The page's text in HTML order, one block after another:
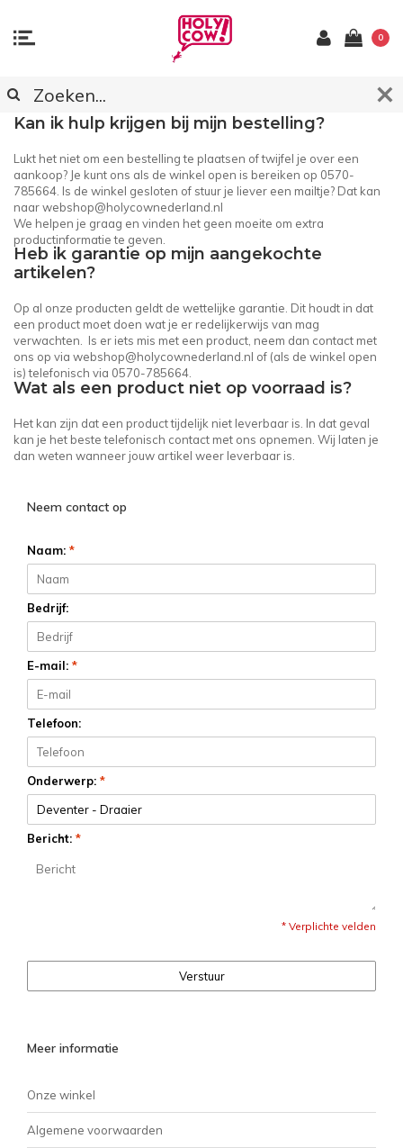
0
KLANTENSERVICE
Kan ik hulp krijgen bij mijn bestelling?
Lukt het niet om een bestelling te plaatsen of twijfel je over een
aankoop? Je kunt ons als de winkel open is bereiken op 0570-
785664. Is de winkel gesloten of stuur je liever een mailtje? Dat kan
naarwebshop@holycownederland.nl
We helpen je graag en vinden het geen moeite om extra
productinformatie te geven.
Heb ik garantie op mijn aangekochte
artikelen?
Op al onze producten geldt de wettelijke garantie. Dit houdt in dat
een product moet doen wat je er redelijkerwijs van mag
verwachten. Is er iets mis met een product, neem dan contact met
ons op via webshop@holycownederland.nl of (als de winkel open
is) telefonisch via 0570-785664.
Wat als een product niet op voorraad is?
Het kan zijn dat een product tijdelijk niet leverbaar is. In dat geval
kan je het beste telefonisch contact met ons opnemen. Wij laten je
dan weten wanneer jouw artikel weer leverbaar is.
Neem contact op
Naam: *
Bedrijf:
E-mail: *
Telefoon:
Onderwerp: *
Bericht: *
* Verplichte velden
Verstuur
Meer informatie
Onze winkel
Algemene voorwaarden